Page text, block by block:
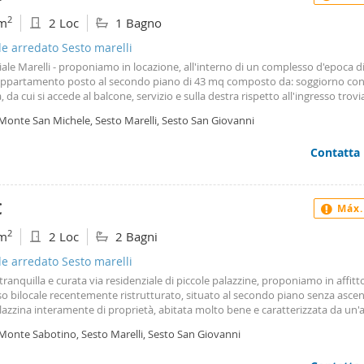
2 2 Loc 1 Bagno
arredato Sesto marelli
Marelli - proponiamo in locazione, all'interno di un complesso d'epoca
posto al secondo piano di 43 mq composto da: soggiorno
da cui si accede al balcone, servizio e sulla destra rispetto all'ingresso
e l'esposizione ad est ovest rendono l'abitazione luminosa ed arieggiata si
di primaria necessità oltre ad essere a pochi passi dalla metropolitana di
nostra sede di Sesto San Giovanni in Via Giuseppe Garibaldi nr 25.
dei nostri Partners professionisti artigiani e imprese edili,
a nostri numerosi clienti un servizio completo e vantaggioso.
San Michele, Sesto Marelli, Sesto San Giovanni
Contatta
2 2 Loc 2 Bagni
arredato Sesto marelli
e curata via residenziale di piccole palazzine, proponiamo in
bilocale recentemente ristrutturato, situato al secondo piano senza
interamente di proprietà, abitata molto bene e caratterizzata da
si distingue infatti per dettagli e tonalità differenti, con colori e
Sabotino, Sesto Marelli, Sesto San Giovanni